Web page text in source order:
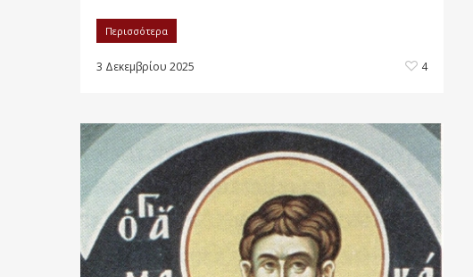
Περισσότερα
3 Δεκεμβρίου 2025 4